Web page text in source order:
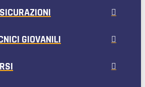
GIOVANILI